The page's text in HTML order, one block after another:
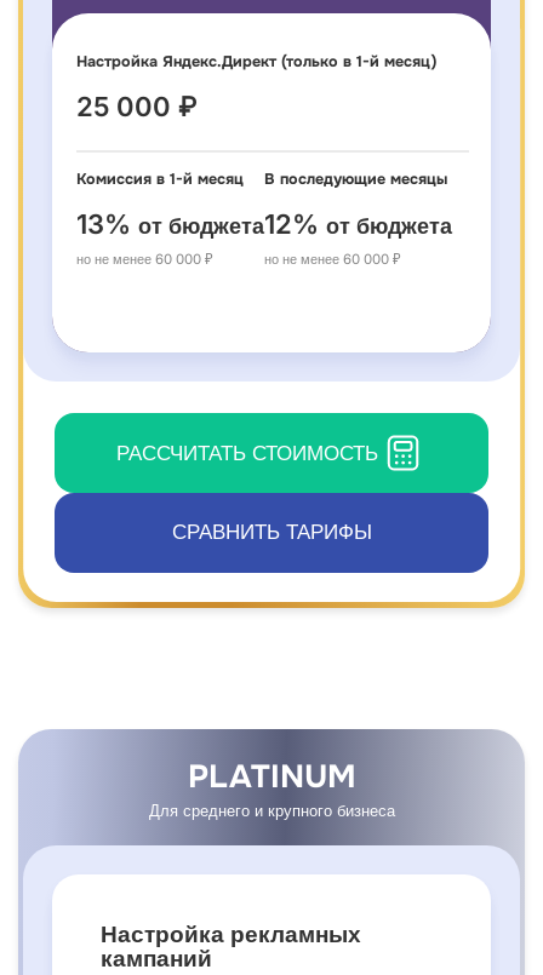
Настройка Яндекс.Директ (только в 1-й месяц)
25 000 ₽
Комиссия в 1-й месяц
13% от бюджета
но не менее 60 000 ₽
В последующие месяцы
12% от бюджета
но не менее 60 000 ₽
РАССЧИТАТЬ СТОИМОСТЬ
СРАВНИТЬ ТАРИФЫ
PLATINUM
Для среднего и крупного бизнеса
Настройка рекламных
кампаний